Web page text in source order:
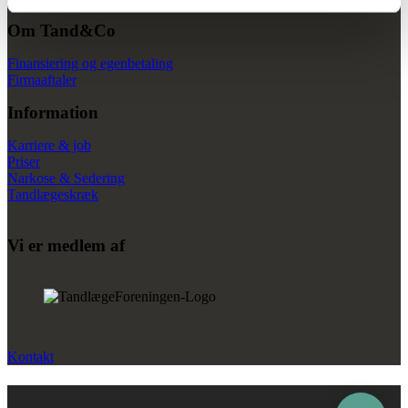
Om Tand&Co
Finansiering og egenbetaling
Firmaaftaler
Information
Karriere & job
Priser
Narkose & Sedering
Tandlægeskræk
Vi er medlem af
Kontakt